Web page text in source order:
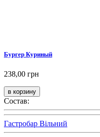
Бургер Куриный
238,00 грн
Состав:
Гастробар Вільний